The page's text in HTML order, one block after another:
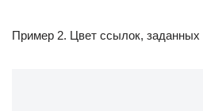
Пример 2. Цвет ссылок, заданных